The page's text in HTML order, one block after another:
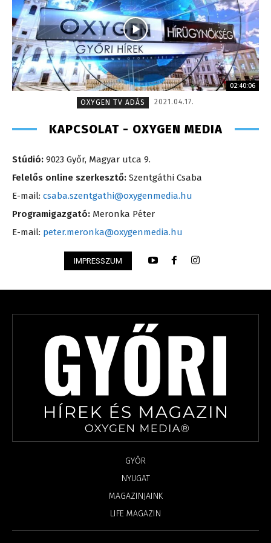
02:40:06
OXYGEN TV ADÁS
2021.04.17.
KAPCSOLAT - OXYGEN MEDIA
Stúdió: 9023 Győr, Magyar utca 9.
Felelős online szerkesztő: Szentgáthi Csaba
E-mail: csaba.szentgathi@oxygenmedia.hu
Programigazgató: Meronka Péter
E-mail: peter.meronka@oxygenmedia.hu
IMPRESSZUM
GYŐR
NYUGAT
MAGAZINJAINK
LIFE MAGAZIN